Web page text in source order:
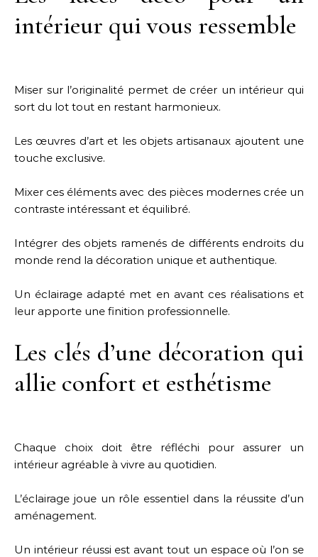
intérieur qui vous ressemble
Miser sur l’originalité permet de créer un intérieur qui
sort du lot tout en restant harmonieux.
Les œuvres d’art et les objets artisanaux ajoutent une
touche exclusive.
Mixer ces éléments avec des pièces modernes crée un
contraste intéressant et équilibré.
Intégrer des objets ramenés de différents endroits du
monde rend la décoration unique et authentique.
Un éclairage adapté met en avant ces réalisations et
leur apporte une finition professionnelle.
Les clés d’une décoration qui
allie confort et esthétisme
Chaque choix doit être réfléchi pour assurer un
intérieur agréable à vivre au quotidien.
L’éclairage joue un rôle essentiel dans la réussite d’un
aménagement.
Un intérieur réussi est avant tout un espace où l’on se